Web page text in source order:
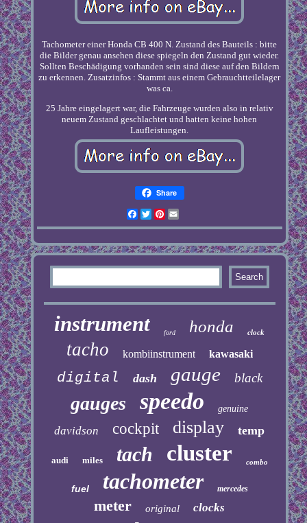
Tachometer einer Honda CB 400 N. Zustand des Bauteils : bitte
die Bilder genau ansehen diese spiegeln den Zustand gut wieder.
Sollten Beschädigung vorhanden sein sind diese auf den Bildern
zu erkennen. Zusatzinfos : Stammt aus einem Gebrauchtteilelager
was ca.
25 Jahre eingelagert war, die Fahrzeuge wurden also in relativ
neuem Zustand geschlachtet und hatten keine hohen
Laufleistungen.
Share
Facebook
TwitterPinterest
instrument ford honda clock
tacho kombiinstrument kawasaki
digital dash gauge black
gauges speedo genuine
davidson cockpit display temp
audi miles tach cluster combo
fuel tachometer mercedes
meter original clocks